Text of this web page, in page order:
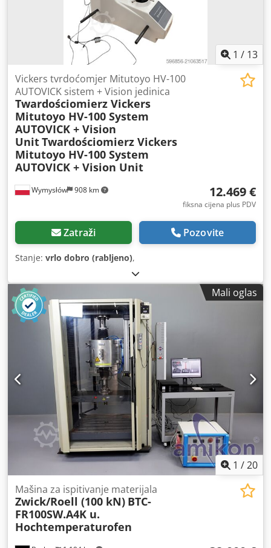
1 / 13
Wymysłów 908 km
Vickers tvrdoćomjer Mitutoyo HV-100
AUTOVICK sistem + Vision jedinica
Twardościomierz Vickers
Mitutoyo HV-100 System
AUTOVICK + Vision
UnitTwardościomierz Vickers
Mitutoyo HV-100 System
AUTOVICK + Vision Unit
12.469 €
fiksna cijena plus PDV
Zatraži Pozovite
Stanje: vrlo dobro (rabljeno),
Mali oglas
1 /20
Mašina za ispitivanje materijala
Zwick/Roell (100 kN) BTC-
FR100SW.A4K u.
Hochtemperaturofen